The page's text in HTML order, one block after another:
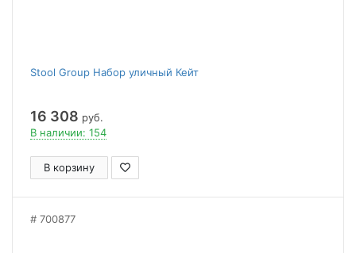
Stool Group Набор уличный Кейт
16 308 руб.
В наличии: 154
В корзину
700877